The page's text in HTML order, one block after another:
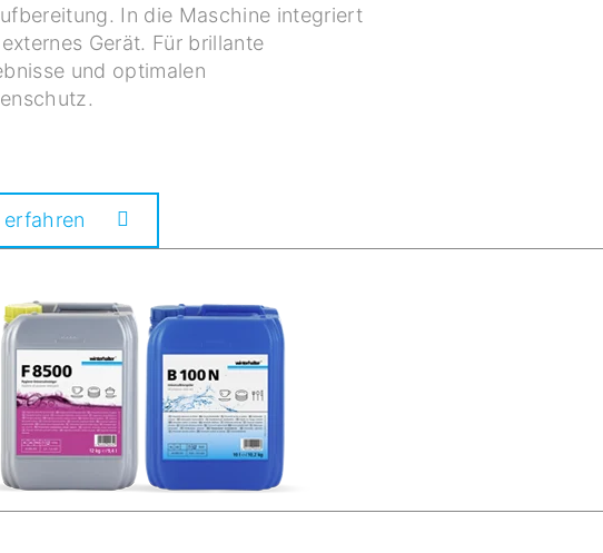
In die Maschine integriert
Gerät. Für brillante
und optimalen
erfahren